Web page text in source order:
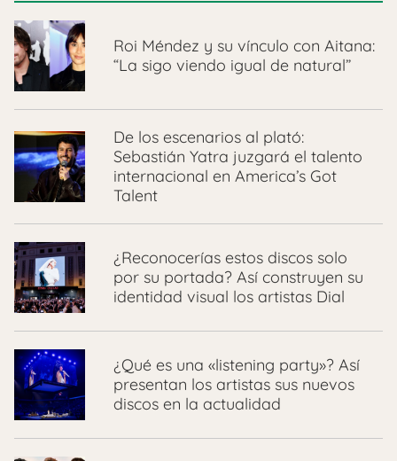
Roi Méndez y su vínculo con Aitana:
“La sigo viendo igual de natural”
De los escenarios al plató:
Sebastián Yatra juzgará el talento
internacional en America’s Got
Talent
¿Reconocerías estos discos solo
por su portada? Así construyen su
identidad visual los artistas Dial
¿Qué es una «listening party»? Así
presentan los artistas sus nuevos
discos en la actualidad